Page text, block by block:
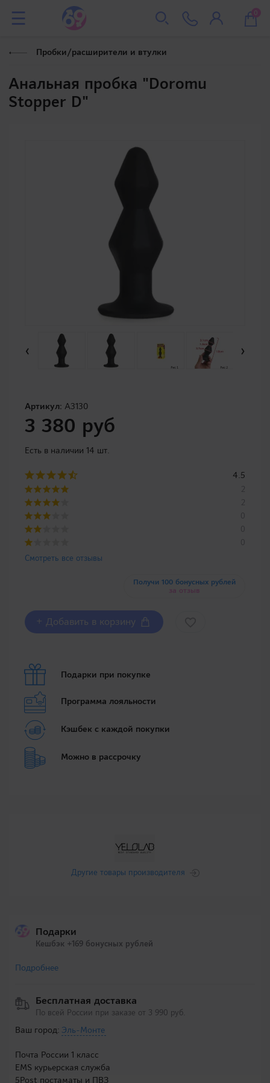
0
Пробки/расширители и втулки
Анальная пробка "Doromu
Stopper D"
‹ ›
Артикул: A3130
3 380 руб
Есть в наличии 14 шт.
4.5
2
2
0
0
0
Смотреть все отзывы
Получи 100 бонусных рублей
за отзыв
+ Добавить в корзину
Подарки при покупке
Программа лояльности
Кэшбек с каждой покупки
Можно в рассрочку
Другие товары производителя
Подарки
Кешбэк +169 бонусных рублей
Подробнее
Бесплатная доставка
По всей России при заказе от 3 990 руб.
Ваш город: Эль-Монте
Почта России 1 класс
EMS курьерская служба
5Post постаматы и ПВЗ